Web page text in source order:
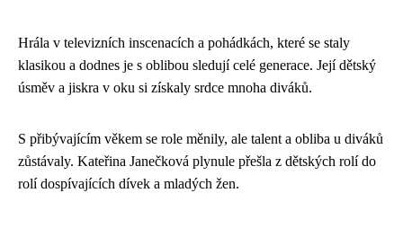
Hrála v televizních inscenacích a pohádkách, které se staly
klasikou a dodnes je s oblibou sledují celé generace. Její dětský
úsměv a jiskra v oku si získaly srdce mnoha diváků.
S přibývajícím věkem se role měnily, ale talent a obliba u diváků
zůstávaly. Kateřina Janečková plynule přešla z dětských rolí do
rolí dospívajících dívek a mladých žen.